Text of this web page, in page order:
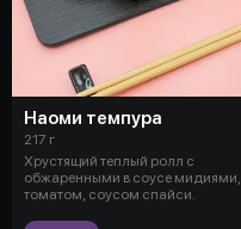
Наоми темпура
217 г
Хрустящий теплый ролл с
обжаренными в соусе мидиями,
томатом, соусом спайси.